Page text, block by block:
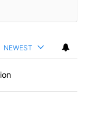
NEWEST